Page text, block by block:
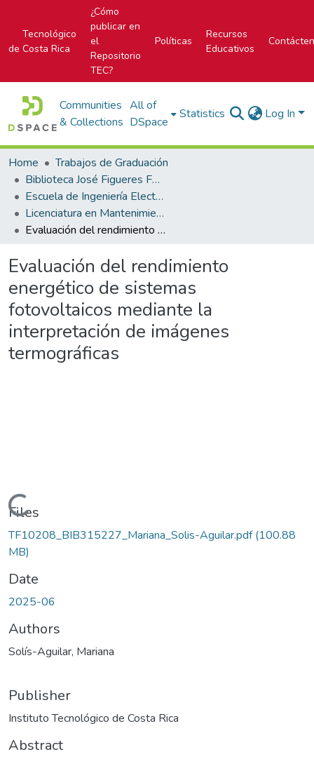
Tecnológico
de Costa Rica
¿Cómo
publicar en
el
Repositorio
TEC?
Políticas
Recursos
Educativos
Communities
& Collections
All of
DSpace
Statistics Log In
Home
Trabajos de Graduación
Biblioteca José Figueres Ferrer
Escuela de Ingeniería Electromecánica
Licenciatura en Mantenimiento Industrial
Evaluación del rendimiento energético de sistemas fotovoltaicos mediante la interpretación de imágenes termográficas
Evaluación del rendimiento
energético de sistemas
fotovoltaicos mediante la
interpretación de imágenes
termográficas
Files
TF10208_BIB315227_Mariana_Solis-Aguilar.pdf(100.88
MB)
Date
2025-06
Authors
Solís-Aguilar, Mariana
Publisher
Instituto Tecnológico de Costa Rica
Abstract